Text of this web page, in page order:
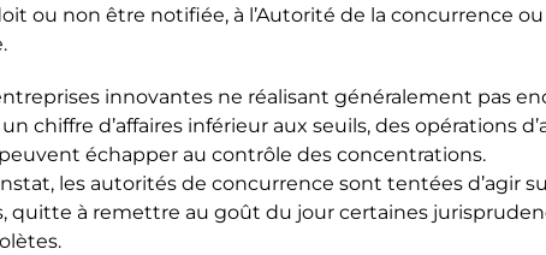
ou non être notifiée, à l’Autorité de la concurrence
innovantes ne réalisant généralement pas
un chiffre d’affaires inférieur aux seuils, des opérations
échapper au contrôle des concentrations.
les autorités de concurrence sont tentées d’agir
quitte à remettre au goût du jour certaines